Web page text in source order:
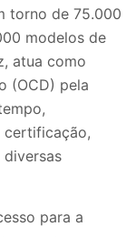
torno de 75.000
modelos de
atua como
(OCD) pela
certificação,
para a